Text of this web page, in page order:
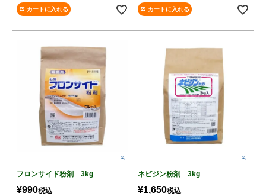
カートに入れる カートに入れる
フロンサイド粉剤 3kg
¥990税込
ネビジン粉剤 3kg
¥1,650税込